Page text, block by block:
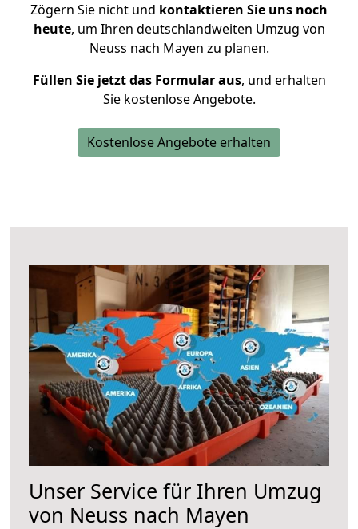
Zögern Sie nicht und kontaktieren Sie uns noch
heute, um Ihren deutschlandweiten Umzug von
Neuss nach Mayen zu planen.
Füllen Sie jetzt das Formular aus, und erhalten
Sie kostenlose Angebote.
Kostenlose Angebote erhalten
Unser Service für Ihren Umzug
von Neuss nach Mayen